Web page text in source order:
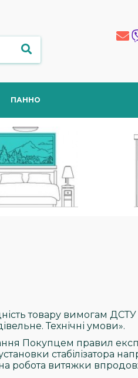
ПАННО
товару вимогам
Технічні умови».
Покупцем правил
стабілізатора
робота витяжки